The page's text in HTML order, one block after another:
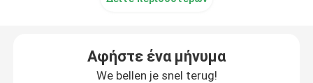
Αφήστε ένα μήνυμα
We bellen je snel terug!